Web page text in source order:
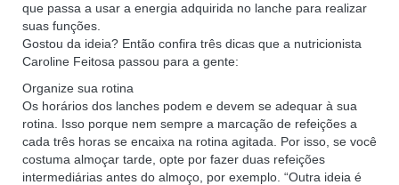
que passa a usar a energia adquirida no lanche para realizar
suas funções.
Gostou da ideia? Então confira três dicas que a nutricionista
Caroline Feitosa passou para a gente:
Organize sua rotina
Os horários dos lanches podem e devem se adequar à sua
rotina. Isso porque nem sempre a marcação de refeições a
cada três horas se encaixa na rotina agitada. Por isso, se você
costuma almoçar tarde, opte por fazer duas refeições
intermediárias antes do almoço, por exemplo. “Outra ideia é